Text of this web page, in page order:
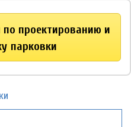
проектированию и
парковки